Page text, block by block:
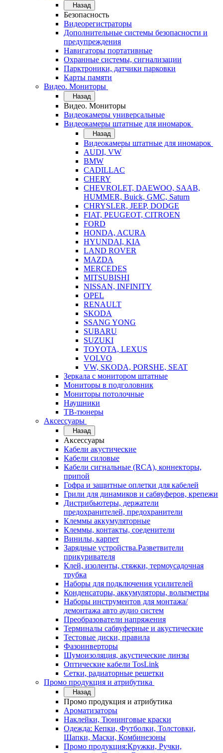
Назад
Безопасность
Видеорегистраторы
Дополнительные системы безопасности и
предупреждения
Навигаторы портативные
Охранные системы, сигнализации
Парктроники, датчики парковки
Карты памяти
Видео. Мониторы
Назад
Видео. Мониторы
Видеокамеры универсальные
Видеокамеры штатные для иномарок
Назад
Видеокамеры штатные для иномарок
AUDI, VW
BMW
CADILLAC
CHERY
CHEVROLET, DAEWOO, SAAB,
HUMMER, Buick, GMC, Saturn
CHRYSLER, JEEP, DODGE
FIAT, PEUGEOT, CITROEN
FORD
HONDA, ACURA
HYUNDAI, KIA
LAND ROVER
MAZDA
MERCEDES
MITSUBISHI
NISSAN, INFINITY
OPEL
RENAULT
SKODA
SSANG YONG
SUBARU
SUZUKI
TOYOTA, LEXUS
VOLVO
VW, SKODA, PORSHE, SEAT
Зеркала с монитором штатные
Мониторы в подголовник
Мониторы потолочные
Наушники
ТВ-тюнеры
Аксессуары
Назад
Аксессуары
Кабели акустические
Кабели силовые
Кабели сигнальные (RCA), коннекторы,
припой
Гофра и защитные оплетки для кабелей
Грили для динамиков и сабвуферов, крепежи
Дистрибьютеры, держатели
предохранителей, предохранители
Клеммы аккумуляторные
Клеммы, контакты, соеденители
Винилы, карпет
Зарядные устройства.Разветвители
прикуривателя
Клей, изоленты, стяжки, термоусадочная
трубка
Наборы для подключения усилителей
Конденсаторы, аккумуляторы, вольтметры
Наборы инструментов для монтажа/
демонтажа авто аудио систем
Преобразователи напряжения
Терминалы сабвуферные и акустические
Тестовые диски, правила
Фазоинверторы
Шумоизоляция, акустические линзы
Оптические кабели TosLink
Сетки, радиаторные решетки
Промо продукция и атрибутика
Назад
Промо продукция и атрибутика
Ароматизаторы
Наклейки, Тюнинговые краски
Одежда: Кепки, Футболки, Толстовки,
Шапки, Маски, Комбинезоны
Промо продукция:Кружки, Ручки,